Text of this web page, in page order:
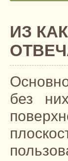
ИЗ
без